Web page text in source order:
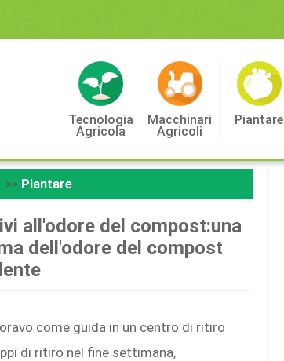
Tecnologia
Agricola
Macchinari
Agricoli
Piantare
>> Piantare
all'odore del compost:una
dell'odore del compost
come guida in un centro di ritiro
di ritiro nel fine settimana,